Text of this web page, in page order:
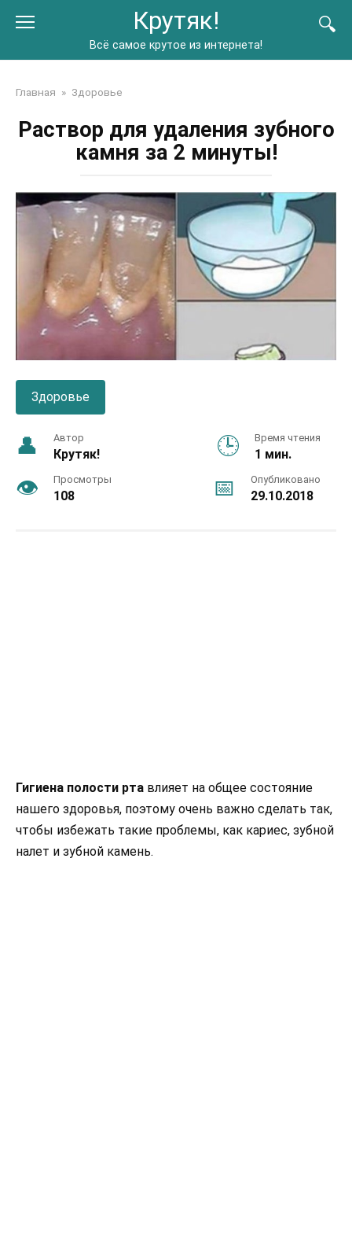
Крутяк!
Всё самое крутое из интернета!
Главная » Здоровье
Раствор для удаления зубного
камня за 2 минуты!
Здоровье
Автор
Крутяк!
Время чтения
1 мин.
Просмотры
108
Опубликовано
29.10.2018
Гигиена полости рта влияет на общее состояние
нашего здоровья, поэтому очень важно сделать так,
чтобы избежать такие проблемы, как кариес, зубной
налет и зубной камень.